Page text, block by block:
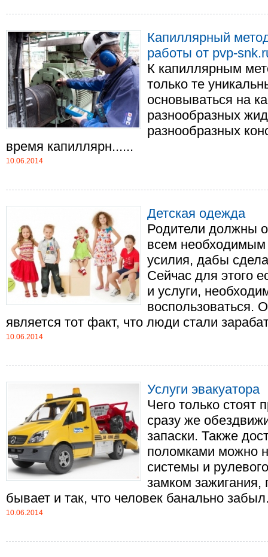
Капиллярный
работы от pvp-
К капиллярным
только те
основываться на
разнообразных
разнообразных
время капиллярн......
10.06.2014
Детская одежда
Родители должны
всем
усилия, дабы
Сейчас для этого
и услуги,
воспользоваться.
является тот факт, что люди стали
10.06.2014
Услуги эвакуатора
Чего только стоят
сразу же
запаски. Также
поломками можно
системы и
замком зажигания,
бывает и так, что человек банально
10.06.2014